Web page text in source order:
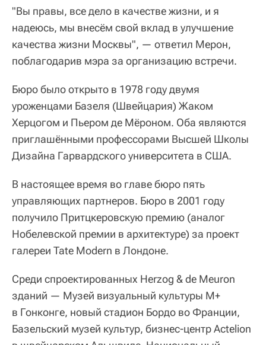
"Вы правы, все дело в качестве жизни, и я
надеюсь, мы внесём свой вклад в улучшение
качества жизни Москвы", — ответил Мерон,
поблагодарив мэра за организацию встречи.
Бюро было открыто в 1978 году двумя
уроженцами Базеля (Швейцария) Жаком
Херцогом и Пьером де Мёроном. Оба являются
приглашёнными профессорами Высшей Школы
Дизайна Гарвардского университета в США.
В настоящее время во главе бюро пять
управляющих партнеров. Бюро в 2001 году
получило Притцкеровскую премию (аналог
Нобелевской премии в архитектуре) за проект
галереи Tate Modern в Лондоне.
Среди спроектированных Herzog & de Meuron
зданий — Музей визуальный культуры М+
в Гонконге, новый стадион Бордо во Франции,
Базельский музей культур, бизнес-центр Actelion